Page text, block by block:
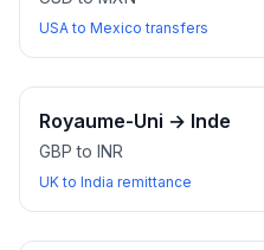
USA to Mexico transfers
Royaume-Uni → Inde
GBP to INR
UK to India remittance